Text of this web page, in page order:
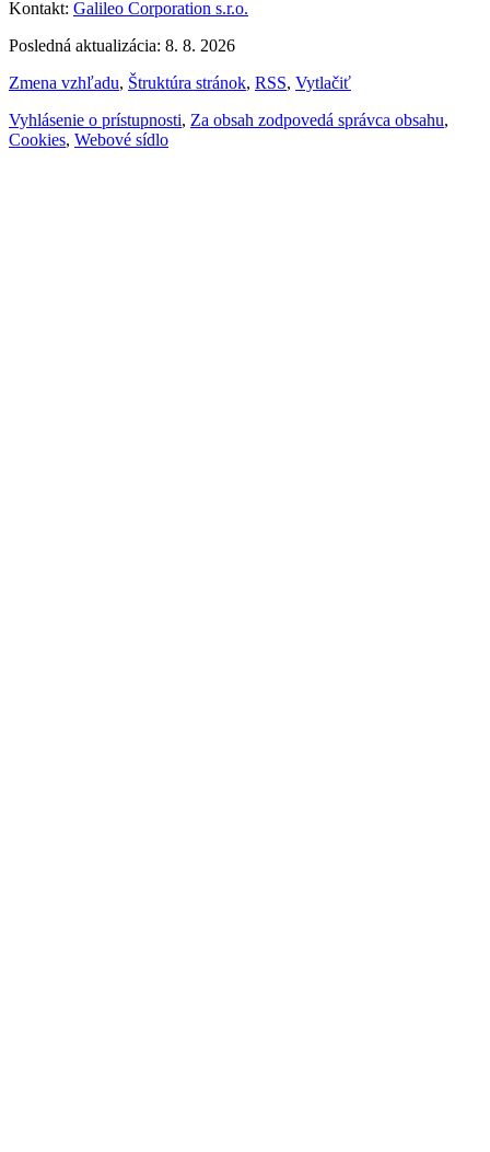
Kontakt: Galileo Corporation s.r.o.
Posledná aktualizácia: 8. 8. 2026
Zmena vzhľadu, Štruktúra stránok, RSS, Vytlačiť
Vyhlásenie o prístupnosti, Za obsah zodpovedá správca obsahu,
Cookies, Webové sídlo